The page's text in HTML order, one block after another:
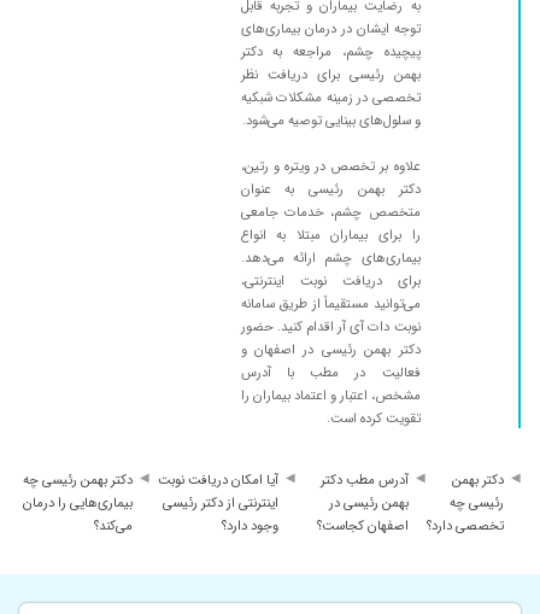
به رضایت بیماران و تجربه قابل
توجه ایشان در درمان بیماری‌های
پیچیده چشم، مراجعه به دکتر
بهمن رئیسی برای دریافت نظر
تخصصی در زمینه مشکلات شبکیه
و سلول‌های بینایی توصیه می‌شود.
علاوه بر تخصص در ویتره و رتین،
دکتر بهمن رئیسی به عنوان
متخصص چشم، خدمات جامعی
را برای بیماران مبتلا به انواع
بیماری‌های چشم ارائه می‌دهد.
برای دریافت نوبت اینترنتی،
می‌توانید مستقیماً از طریق سامانه
نوبت دات آی آر اقدام کنید. حضور
دکتر بهمن رئیسی در اصفهان و
فعالیت در مطب با آدرس
مشخص، اعتبار و اعتماد بیماران را
تقویت کرده است.
دکتر بهمن
رئیسی چه
تخصصی دارد؟
آدرس مطب دکتر
بهمن رئیسی در
اصفهان کجاست؟
آیا امکان دریافت نوبت
اینترنتی از دکتر رئیسی
وجود دارد؟
دکتر بهمن رئیسی چه
بیماری‌هایی را درمان
می‌کند؟